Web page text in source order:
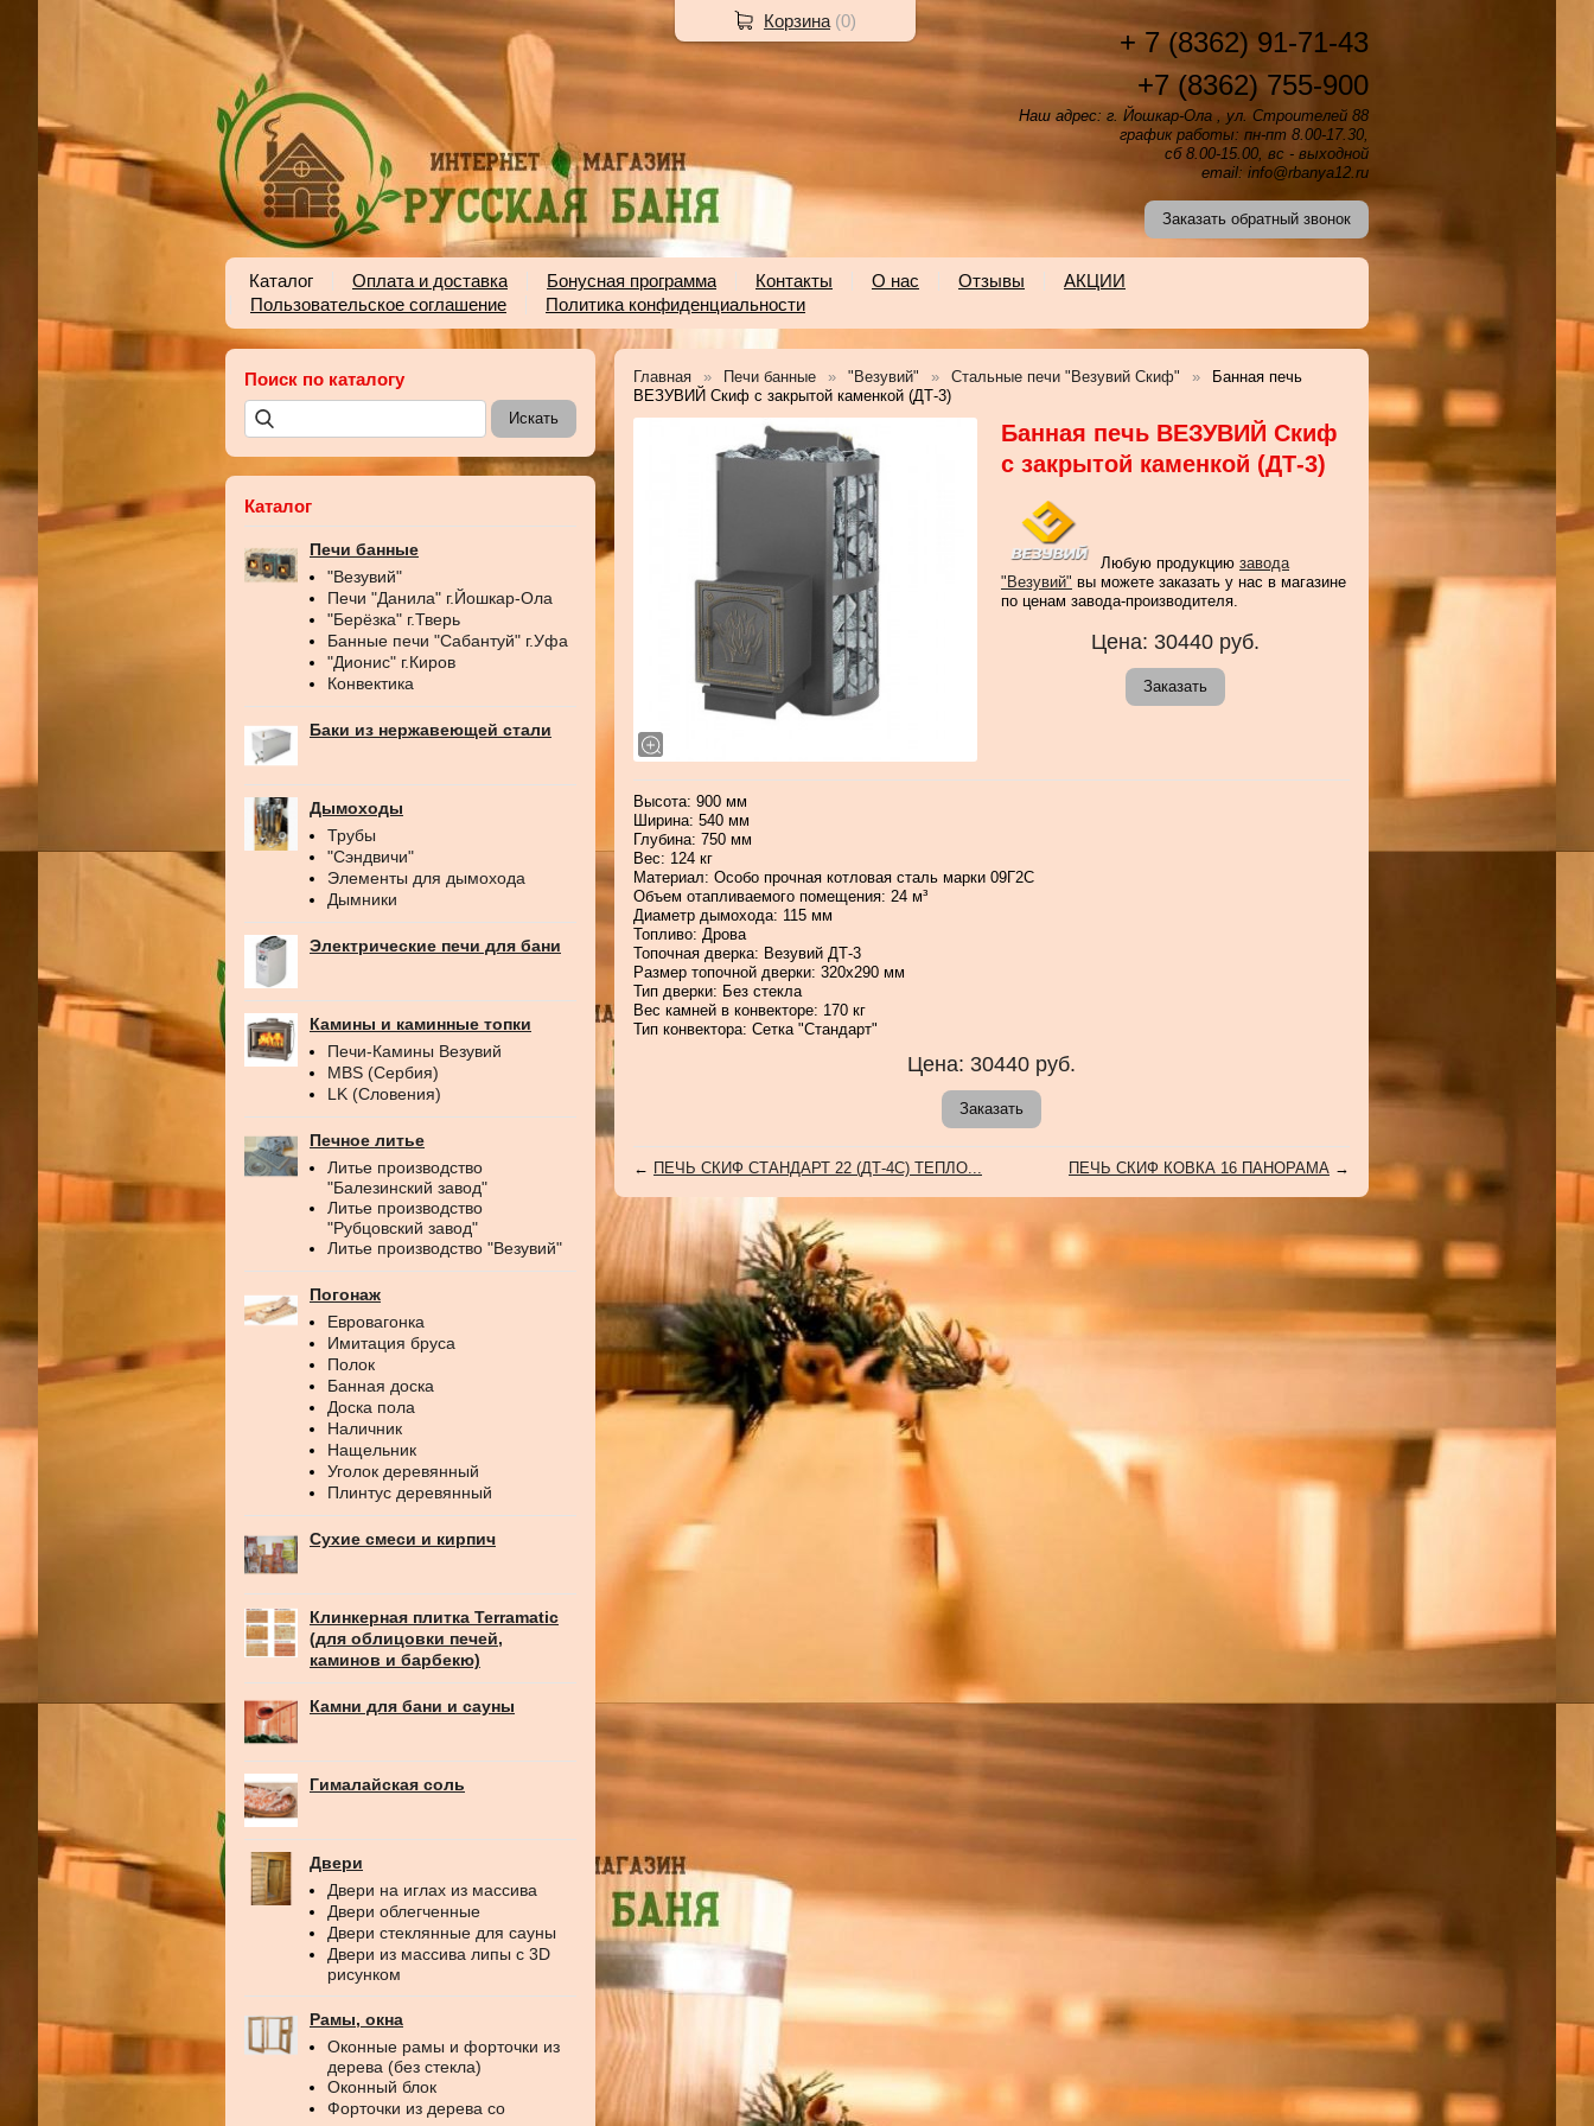
+ 7 (8362) 91-71-43
+7 (8362) 755-900
Наш адрес: г. Йошкар-Ола , ул. Строителей 88
график работы: пн-пт 8.00-17.30,
сб 8.00-15.00, вс - выходной
email: info@rbanya12.ru
Заказать обратный звонок
Каталог Оплата и доставка Бонусная программа Контакты О нас Отзывы
АКЦИИ
Пользовательское соглашение
Политика конфиденциальности
Поиск по каталогу
Каталог
Печи банные
"Везувий"
Печи "Данила" г.Йошкар-Ола
"Берёзка" г.Тверь
Банные печи "Сабантуй" г.Уфа
"Дионис" г.Киров
Конвектика
Баки из нержавеющей стали
Дымоходы
Трубы
"Сэндвичи"
Элементы для дымохода
Дымники
Электрические печи для бани
Камины и каминные топки
Печи-Камины Везувий
MBS (Сербия)
LK (Словения)
Печное литье
Литье производство
"Балезинский завод"
Литье производство
"Рубцовский завод"
Литье производство "Везувий"
Погонаж
Евровагонка
Имитация бруса
Полок
Банная доска
Доска пола
Наличник
Нащельник
Уголок деревянный
Плинтус деревянный
Сухие смеси и кирпич
Клинкерная плитка Terramatic
(для облицовки печей,
каминов и барбекю)
Камни для бани и сауны
Гималайская соль
Двери
Двери на иглах из массива
Двери облегченные
Двери стеклянные для сауны
Двери из массива липы с 3D
рисунком
Рамы, окна
Оконные рамы и форточки из
дерева (без стекла)
Оконный блок
Форточки из дерева со
Главная Печи банные "Везувий" Стальные печи "Везувий Скиф"
Банная печь
ВЕЗУВИЙ Скиф с закрытой каменкой (ДТ-3)
Банная печь ВЕЗУВИЙ Скиф
с закрытой каменкой (ДТ-3)
Любую продукцию завода
"Везувий" вы можете заказать у нас в магазине
по ценам завода-производителя.
Цена: 30440 руб.
Заказать
Высота: 900 мм
Ширина: 540 мм
Глубина: 750 мм
Вес: 124 кг
Материал: Особо прочная котловая сталь марки 09Г2С
Объем отапливаемого помещения: 24 м³
Диаметр дымохода: 115 мм
Топливо: Дрова
Топочная дверка: Везувий ДТ-3
Размер топочной дверки: 320x290 мм
Тип дверки: Без стекла
Вес камней в конвекторе: 170 кг
Тип конвектора: Сетка "Стандарт"
Цена: 30440 руб.
Заказать
← ПЕЧЬ СКИФ СТАНДАРТ 22 (ДТ-4С) ТЕПЛО... ПЕЧЬ СКИФ КОВКА 16 ПАНОРАМА →
Корзина (0)